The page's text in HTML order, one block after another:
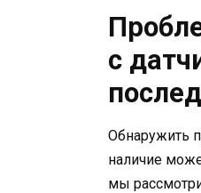
с
Обнаружить
наличие
мы